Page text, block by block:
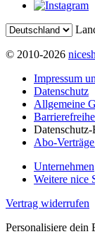
© 2010-2026
Impressum
Datenschutz
Allgemeine
Abo-
Unternehmen
Weitere nice
Vertrag widerrufen
Personalisiere dein